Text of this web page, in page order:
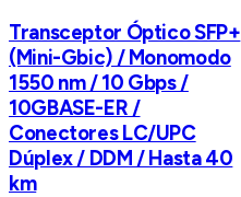
Transceptor Óptico SFP+
(Mini-Gbic) / Monomodo
1550 nm / 10 Gbps /
10GBASE-ER /
Conectores LC/UPC
Dúplex / DDM / Hasta 40
km